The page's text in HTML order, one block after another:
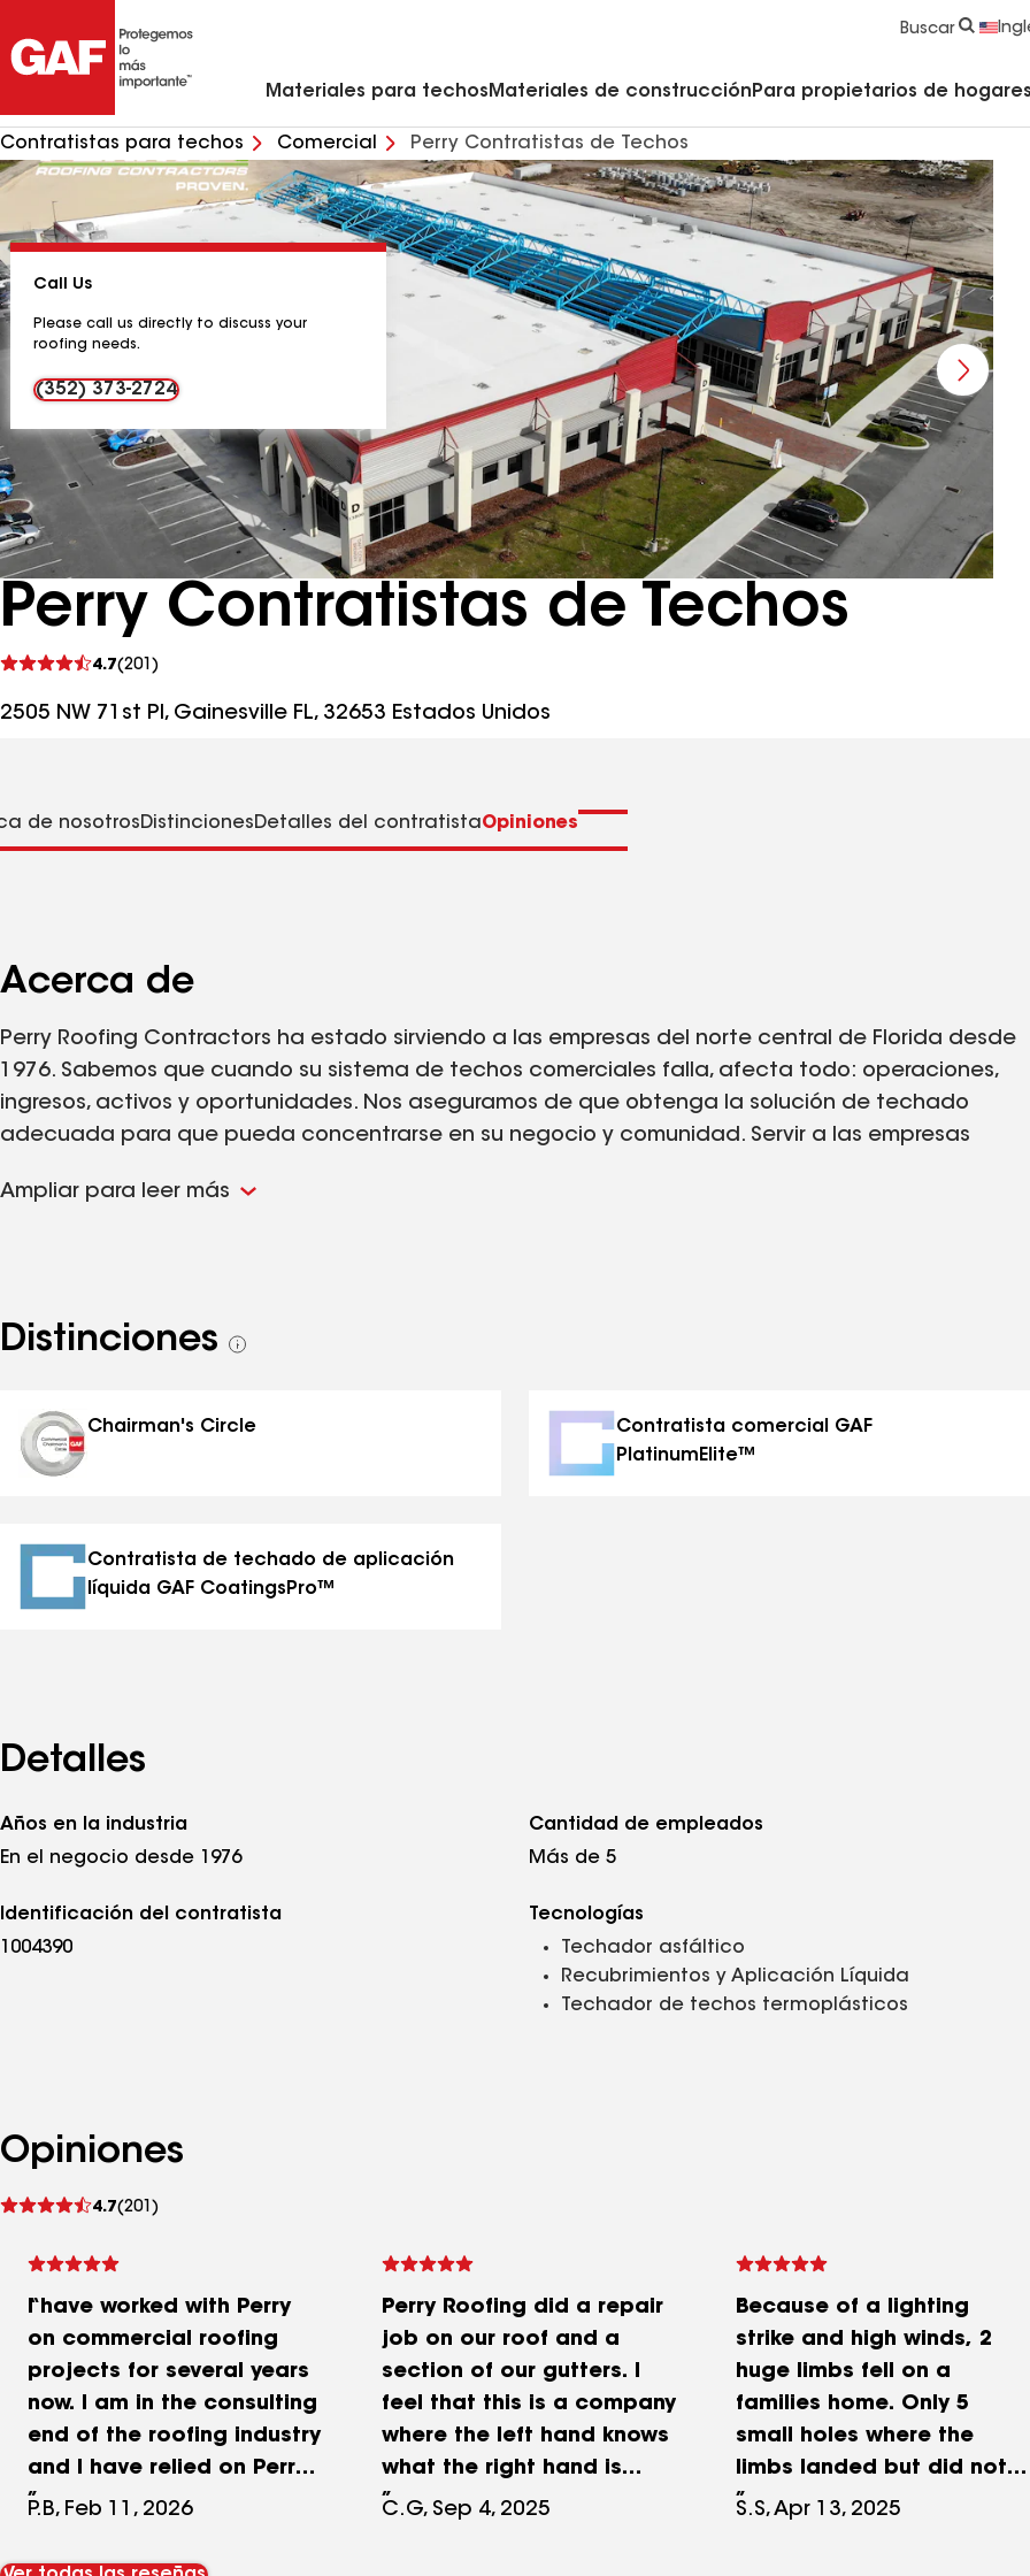
Buscar
Materiales para techos Materiales de construcción Para propietarios de
Contratistas para techos Comercial Perry Contratistas de Techos
Perry Contratistas de Techos
4.7(201)
Ver
2505 NW 71st Pl, Gainesville FL, 32653 Estados Unidos
Call Us
Please call us directly to discuss your
roofing needs.
(352) 373-2724
de nosotrosDistincionesDetalles del contratistaOpiniones
Acerca de
Perry Roofing Contractors ha estado sirviendo a las empresas del norte central de Florida desde
1976. Sabemos que cuando su sistema de techos comerciales falla, afecta todo: operaciones,
ingresos, activos y oportunidades. Nos aseguramos de que obtenga la solución de techado
adecuada para que pueda concentrarse en su negocio y comunidad. Servir a las empresas
contribuir al éxito de nuestros clientes y socios comerciales, y sabemos que cuando a nuestras
que esa es la razón por la que Perry Roofing se ha convertido en uno de los nombres más
Ampliar para leer más
Distinciones
Ver
distinciones
Chairman's Circle
Contratista comercial GAF
PlatinumElite™
Contratista de techado de aplicación
líquida GAF CoatingsPro™
Detalles
Años en la industria
En el negocio desde 1976
Cantidad de empleados
Más de 5
Identificación del contratista
1004390
Tecnologías
Techador asfáltico
Recubrimientos y Aplicación Líquida
Techador de techos termoplásticos
Opiniones
4.7(201)
Ver
I have worked with Perry
on commercial roofing
projects for several years
now. I am in the consulting
end of the roofing industry
and I have relied on Perry
to service large portfolio
experience, Perry has
P.B, Feb 11, 2026
Perry Roofing did a repair
job on our roof and a
section of our gutters. I
feel that this is a company
where the left hand knows
what the right hand is
doing. The office staff was
C.G, Sep 4, 2025
Because of a lighting
strike and high winds, 2
huge limbs fell on a
families home. Only 5
small holes where the
limbs landed but did not
penetrate through to the
S.S, Apr 13, 2025